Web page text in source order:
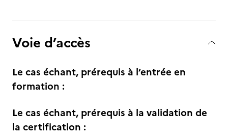
Voie d’accès
Le cas échant, prérequis à l’entrée en
formation :
Le cas échant, prérequis à la validation de
la certification :